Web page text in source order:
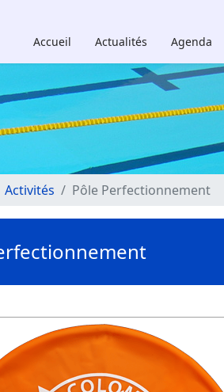
Accueil Actualités Agenda
Activités Pôle Perfectionnement